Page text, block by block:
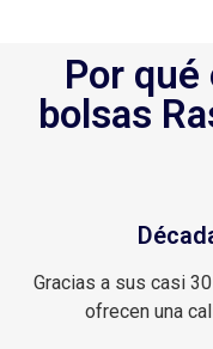
Por
bolsas
Gracias a sus casi
ofrecen una